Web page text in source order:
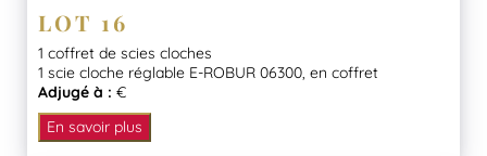
LOT 16
1 coffret de scies cloches
1 scie cloche réglable E-ROBUR 06300, en coffret
Adjugé à : €
En savoir plus